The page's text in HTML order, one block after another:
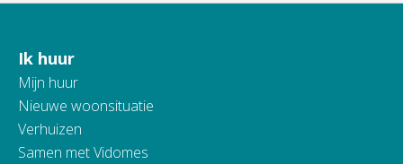
Contactinformatie
Ik huur
Mijn huur
Nieuwe woonsituatie
Verhuizen
Samen met Vidomes